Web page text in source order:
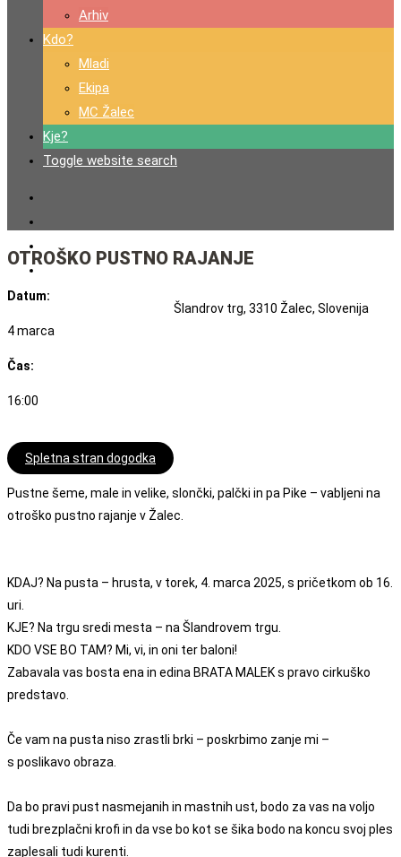
Arhiv
Kdo?
Mladi
Ekipa
MC Žalec
Kje?
Toggle website search
OTROŠKO PUSTNO RAJANJE
Datum:
4 marca
Čas:
16:00
Spletna stran dogodka
Šlandrov trg, 3310 Žalec, Slovenija
Pustne šeme, male in velike, slončki, palčki in pa Pike – vabljeni na
otroško pustno rajanje v Žalec.
KDAJ? Na pusta – hrusta, v torek, 4. marca 2025, s pričetkom ob 16.
uri.
KJE? Na trgu sredi mesta – na Šlandrovem trgu.
KDO VSE BO TAM? Mi, vi, in oni ter baloni!
Zabavala vas bosta ena in edina BRATA MALEK s pravo cirkuško
predstavo.
Če vam na pusta niso zrastli brki – poskrbimo zanje mi –
s poslikavo obraza.
Da bo pravi pust nasmejanih in mastnih ust, bodo za vas na voljo
tudi brezplačni krofi in da vse bo kot se šika bodo na koncu svoj ples
zaplesali tudi kurenti.